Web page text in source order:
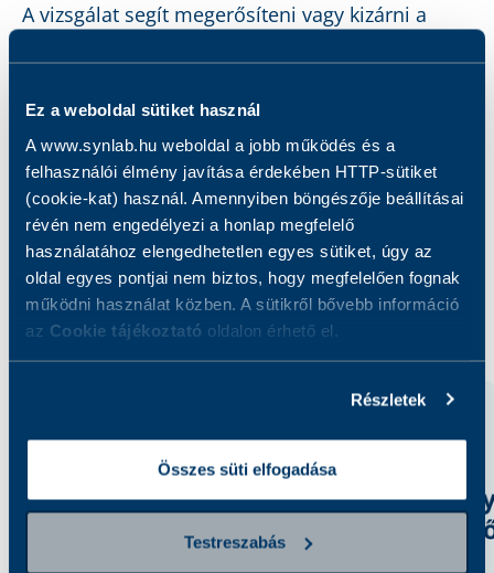
Ez a weboldal sütiket használ
A www.synlab.hu weboldal a jobb működés és a
felhasználói élmény javítása érdekében HTTP-sütiket
(cookie-kat) használ. Amennyiben böngészője beállításai
révén nem engedélyezi a honlap megfelelő
használatához elengedhetetlen egyes sütiket, úgy az
oldal egyes pontjai nem biztos, hogy megfelelően fognak
működni használat közben. A sütikről bővebb információ
az Cookie tájékoztató oldalon érhető el.
Részletek
Összes süti elfogadása
Testreszabás
A vizsgálat segít megerősíteni vagy kizárni a
vagy extra-adrenális paraganglioma diagnózisát;
ezek a daganatok katekolamin típusú
termékei a metanefrinek.
Kapcsolódó szolgáltatások